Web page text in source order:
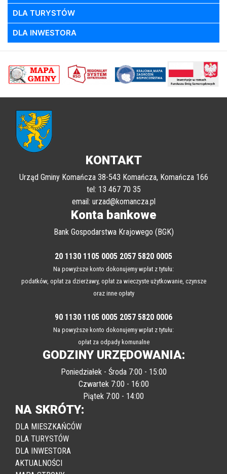
DLA TURYSTÓW
DLA INWESTORA
poprzednii
KONTAKT
Urząd Gminy Komańcza 38-543 Komańcza, Komańcza 166
tel: 13 467 70 35
email: urzad@komancza.pl
Konta bankowe
Bank Gospodarstwa Krajowego (BGK)
opłat za odpady komunalne
GODZINY URZĘDOWANIA:
Poniedziałek - Środa 7:00 - 15:00
Czwartek 7:00 - 16:00
Piątek 7:00 - 14:00
NA SKRÓTY:
DLA MIESZKAŃCÓW
DLA TURYSTÓW
DLA INWESTORA
AKTUALNOŚCI